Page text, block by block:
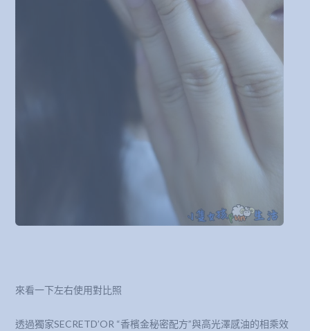
來看一下左右使用對比照
透過獨家SECRETD’OR “香檳金秘密配方”與高光澤感油的相乘效